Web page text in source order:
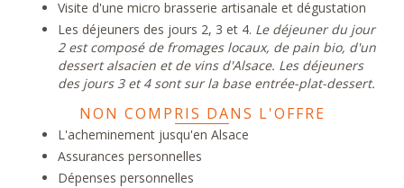
Visite d'une micro brasserie artisanale et dégustation
Les déjeuners des jours 2, 3 et 4. Le déjeuner du jour
2 est composé de fromages locaux, de pain bio, d'un
dessert alsacien et de vins d'Alsace. Les déjeuners
des jours 3 et 4 sont sur la base entrée-plat-dessert.
NON COMPRIS DANS L'OFFRE
L'acheminement jusqu'en Alsace
Assurances personnelles
Dépenses personnelles